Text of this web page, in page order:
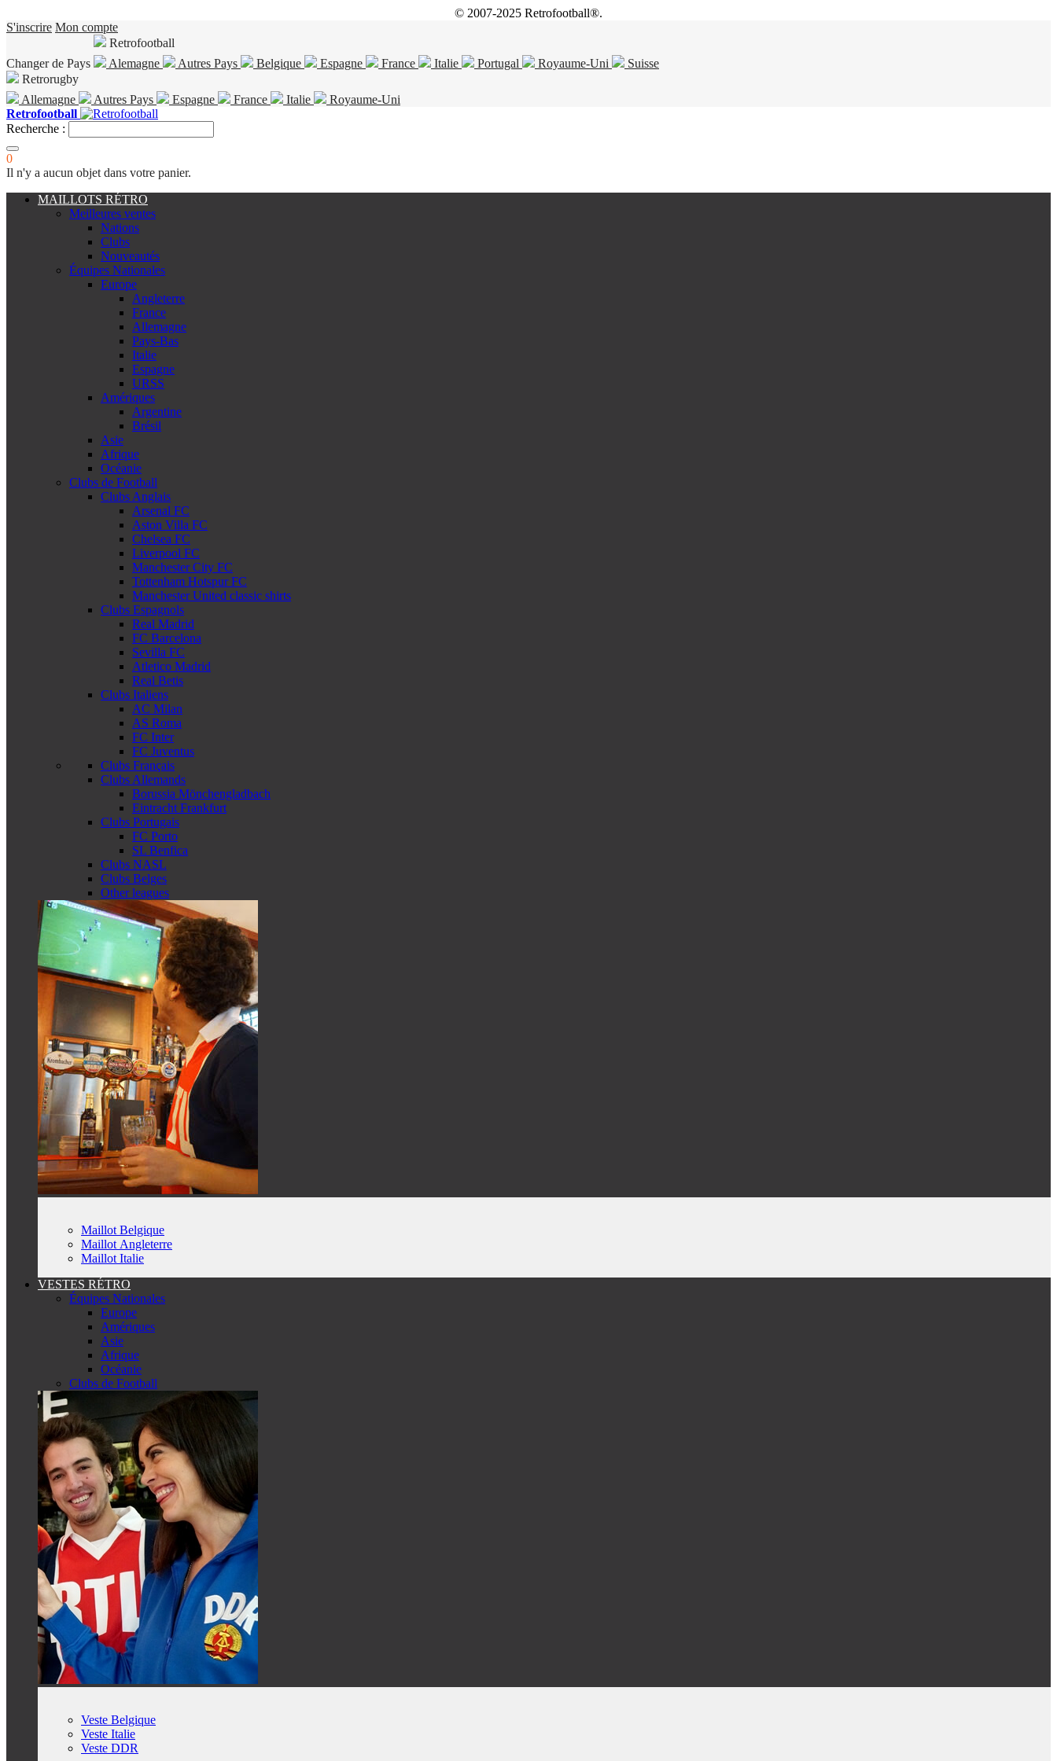
© 2007-2025 Retrofootball®.
S'inscrire Mon compte
Changer de Pays
Retrofootball
Alemagne
Autres Pays Belgique Espagne France Italie Portugal Royaume-Uni
Suisse
Retrorugby
Allemagne
Autres Pays Espagne France Italie
Royaume-Uni
Retrofootball
Recherche :
0
Il n'y a aucun objet dans votre panier.
MAILLOTS RÉTRO
Meilleures ventes
Nations
Clubs
Nouveautés
Équipes Nationales
Europe
Angleterre
France
Allemagne
Pays-Bas
Italie
Espagne
URSS
Amériques
Argentine
Brésil
Asie
Afrique
Océanie
Clubs de Football
Clubs Anglais
Arsenal FC
Aston Villa FC
Chelsea FC
Liverpool FC
Manchester City FC
Tottenham Hotspur FC
Manchester United classic shirts
Clubs Espagnols
Real Madrid
FC Barcelona
Sevilla FC
Atletico Madrid
Real Betis
Clubs Italiens
AC Milan
AS Roma
FC Inter
FC Juventus
Clubs Français
Clubs Allemands
Borussia Mönchengladbach
Eintracht Frankfurt
Clubs Portugais
FC Porto
SL Benfica
Clubs NASL
Clubs Belges
Other leagues
Maillot Belgique
Maillot Angleterre
Maillot Italie
VESTES RÉTRO
Équipes Nationales
Europe
Amériques
Asie
Afrique
Océanie
Clubs de Football
Veste Belgique
Veste Italie
Veste DDR